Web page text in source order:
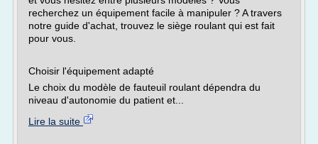
recherchez un équipement facile à manipuler ? A travers
notre guide d'achat, trouvez le siège roulant qui est fait
pour vous.
Choisir l'équipement adapté
Le choix du modèle de fauteuil roulant dépendra du
niveau d'autonomie du patient et...
Lire la suite